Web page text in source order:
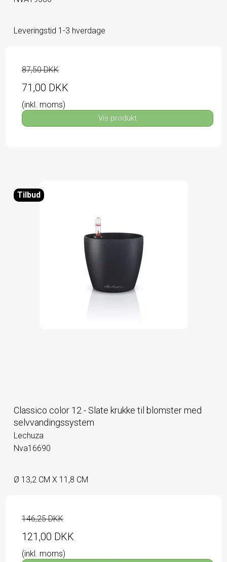
Leveringstid 1-3 hverdage
87,50 DKK
71,00 DKK
(inkl. moms)
Vis produkt
Tilbud
Classico color 12 - Slate krukke til blomster med
selvvandingssystem
Lechuza
Nva16690
Ø 13,2 CM X 11,8 CM
146,25 DKK
121,00 DKK
(inkl. moms)